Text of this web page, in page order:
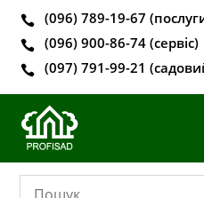
 (096) 789-19-67
 (096) 900-86-74 (сервіс)
 (097) 791-99-21